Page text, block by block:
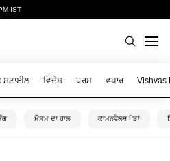
IST
ਸਟਾਈਲ ਵਿਦੇਸ਼ ਧਰਮ ਵਪਾਰ Vishvas
ਮੌਸਮ ਦਾ ਹਾਲ ਕਾਮਨਵੈਲਥ ਖੇਡਾਂ